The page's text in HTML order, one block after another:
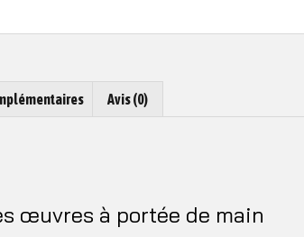
Avis (0)
œuvres à portée de main